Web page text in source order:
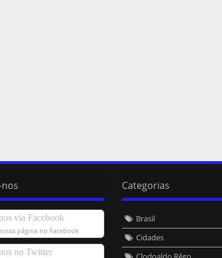
via Facebook
página no Facebook
no Twitter
Categorias
Brasil
Cidades